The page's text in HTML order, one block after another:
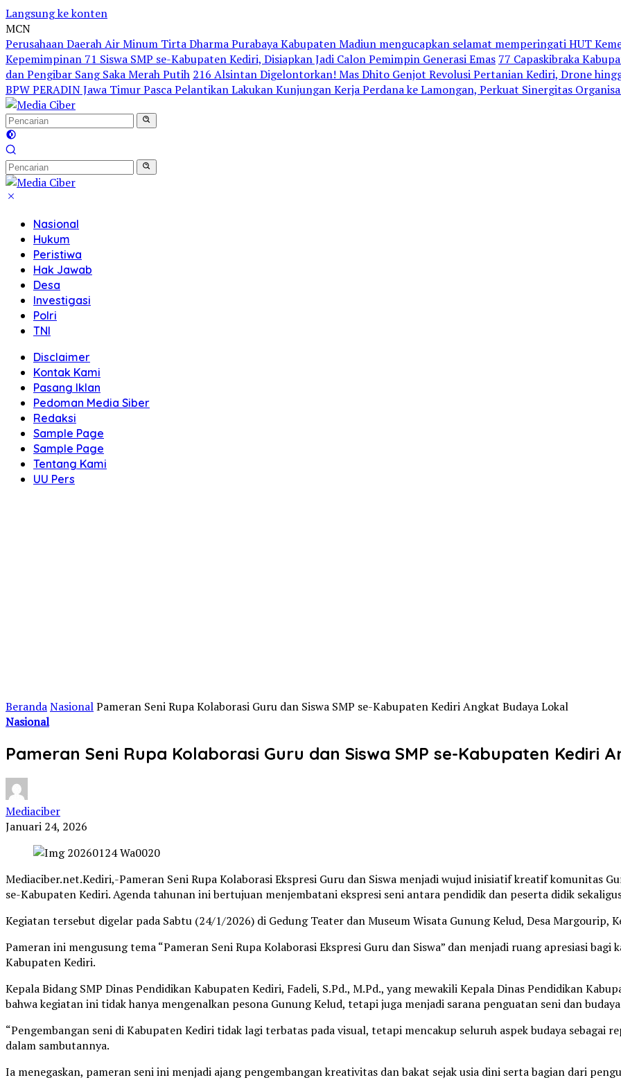
Langsung ke konten
MCN
Perusahaan Daerah Air Minum Tirta Dharma Purabaya Kabupaten Madiun mengucapkan selamat memperingati HUT
Kepemimpinan 71 Siswa SMP se-Kabupaten Kediri, Disiapkan Jadi Calon Pemimpin Generasi Emas 77 Capaskibraka
dan Pengibar Sang Saka Merah Putih 216 Alsintan Digelontorkan! Mas Dhito Genjot Revolusi Pertanian Kediri, Drone
BPW PERADIN Jawa Timur Pasca Pelantikan Lakukan Kunjungan Kerja Perdana ke Lamongan, Perkuat Sinergitas
Nasional
Hukum
Peristiwa
Hak Jawab
Desa
Investigasi
Polri
TNI
Disclaimer
Kontak Kami
Pasang Iklan
Pedoman Media Siber
Redaksi
Sample Page
Sample Page
Tentang Kami
UU Pers
BerandaNasionalPameran Seni Rupa Kolaborasi Guru dan Siswa SMP se-Kabupaten Kediri Angkat Budaya Lokal
Nasional
Pameran Seni Rupa Kolaborasi Guru dan Siswa SMP se-Kabupaten Kediri
Mediaciber
Januari 24, 2026
Mediaciber.net.Kediri,-Pameran Seni Rupa Kolaborasi Ekspresi Guru dan Siswa menjadi wujud inisiatif kreatif komunitas
se-Kabupaten Kediri. Agenda tahunan ini bertujuan menjembatani ekspresi seni antara pendidik dan peserta didik
Kegiatan tersebut digelar pada Sabtu (24/1/2026) di Gedung Teater dan Museum Wisata Gunung Kelud, Desa Margourip,
Pameran ini mengusung tema “Pameran Seni Rupa Kolaborasi Ekspresi Guru dan Siswa” dan menjadi ruang apresiasi bagi
Kabupaten Kediri.
Kepala Bidang SMP Dinas Pendidikan Kabupaten Kediri, Fadeli, S.Pd., M.Pd., yang mewakili Kepala Dinas Pendidikan
bahwa kegiatan ini tidak hanya mengenalkan pesona Gunung Kelud, tetapi juga menjadi sarana penguatan seni dan
“Pengembangan seni di Kabupaten Kediri tidak lagi terbatas pada visual, tetapi mencakup seluruh aspek budaya sebagai
dalam sambutannya.
Ia menegaskan, pameran seni ini menjadi ajang pengembangan kreativitas dan bakat sejak usia dini serta bagian dari